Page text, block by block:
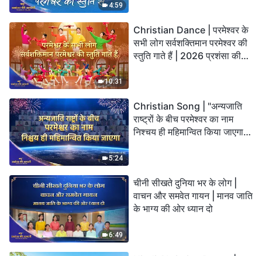
4:59
10:31
Christian Dance | परमेश्वर के
सभी लोग सर्वशक्तिमान परमेश्वर की
स्तुति गाते हैं | 2026 प्रशंसा की
5:24
Christian Song | "अन्यजाति
राष्ट्रों के बीच परमेश्वर का नाम
निश्चय ही महिमान्वित किया जाएगा" |
6:49
चीनी सीखते दुनिया भर के लोग |
वाचन और समवेत गायन | मानव जाति
के भाग्य की ओर ध्यान दो